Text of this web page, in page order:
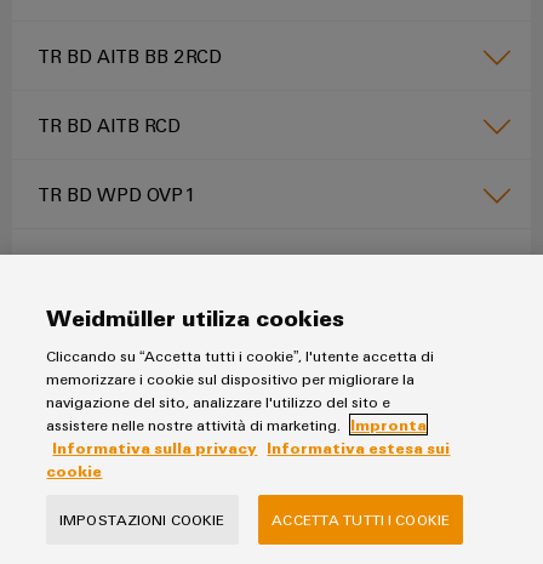
TR BD AITB BB 2RCD
TR BD AITB RCD
TR BD WPD OVP1
TR BD WPD OVP2
TR BD WPD
Weidmüller utiliza cookies
Cliccando su “Accetta tutti i cookie”, l'utente accetta di
memorizzare i cookie sul dispositivo per migliorare la
navigazione del sito, analizzare l'utilizzo del sito e
assistere nelle nostre attività di marketing.
Impronta
Informativa sulla privacy Informativa estesa sui
cookie
IMPOSTAZIONI COOKIE ACCETTA TUTTI I COOKIE